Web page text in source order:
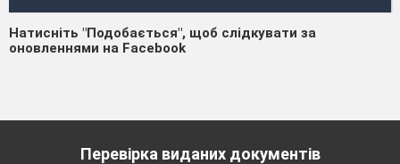
Натисніть "Подобається", щоб слідкувати за
оновленнями на Facebook
Перевірка виданих документів